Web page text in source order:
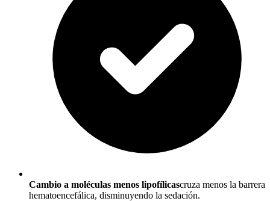
Cambio a moléculas menos lipofílicascruza menos la barrera
hematoencefálica, disminuyendo la sedación.